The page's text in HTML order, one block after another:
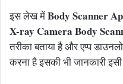
इस लेख मेंBody Scanner
X-ray Camera Body
तरीका बताया है और एप्प
करना है इसकी भी जानकारी